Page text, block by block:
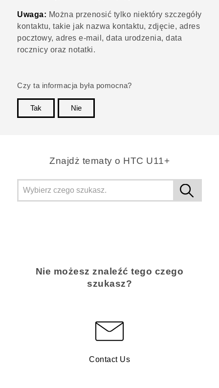
Uwaga: Można przenosić tylko niektóry szczegóły
kontaktu, takie jak nazwa kontaktu, zdjęcie, adres
pocztowy, adres e-mail, data urodzenia, data
rocznicy oraz notatki.
Czy ta informacja była pomocna?
Tak
Nie
Znajdż tematy o HTC U11+
Nie możesz znaleźć tego czego
szukasz?
Contact Us